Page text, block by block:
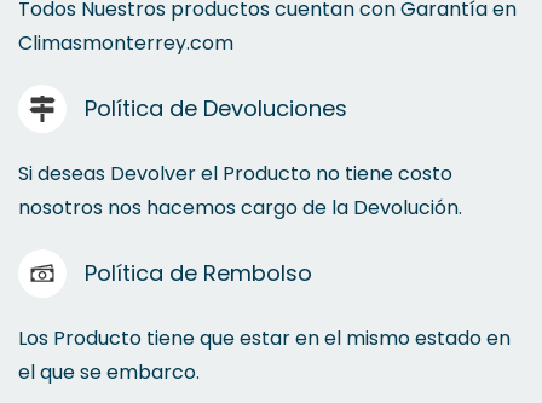
Todos Nuestros productos cuentan con Garantía en
Climasmonterrey.com
Política de Devoluciones
Si deseas Devolver el Producto no tiene costo
nosotros nos hacemos cargo de la Devolución.
Política de Rembolso
Los Producto tiene que estar en el mismo estado en
el que se embarco.